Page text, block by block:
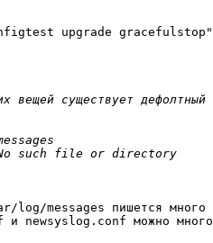
upgrade gracefulstop"
log/messages пишется много
newsyslog.conf можно